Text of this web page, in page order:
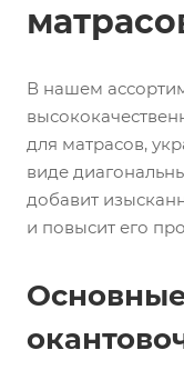
В нашем
для матрасов,
виде
добавит
и повысит его